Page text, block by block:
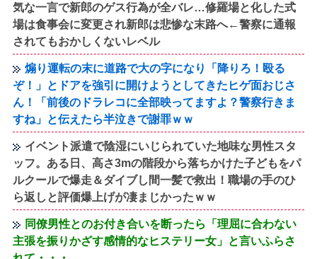
気な一言で新郎のゲス行為が全バレ…修羅場と化した式
場は食事会に変更され新郎は悲惨な末路へ←警察に通報
されてもおかしくないレベル
煽り運転の末に道路で大の字になり「降りろ！殴る
ぞ！」とドアを強引に開けようとしてきたヒゲ面おじさ
ん！「前後のドラレコに全部映ってますよ？警察行きま
すね」と伝えたら半泣きで謝罪ｗｗ
イベント派遣で陰湿にいじられていた地味な男性スタ
ッフ。ある日、高さ3mの階段から落ちかけた子どもをパ
ルクールで爆走＆ダイブし間一髪で救出！職場の手のひ
ら返しと評価爆上げが凄まじかったｗｗ
同僚男性とのお付き合いを断ったら「理屈に合わない
主張を振りかざす感情的なヒステリー女」と言いふらさ